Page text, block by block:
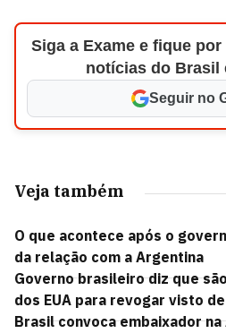
Siga a Exame e fique
notícias do Brasil
Seguir no
Veja também
O que acontece após o
da relação com a Argentina
Governo brasileiro diz que
dos EUA para revogar visto
Brasil convoca embaixador